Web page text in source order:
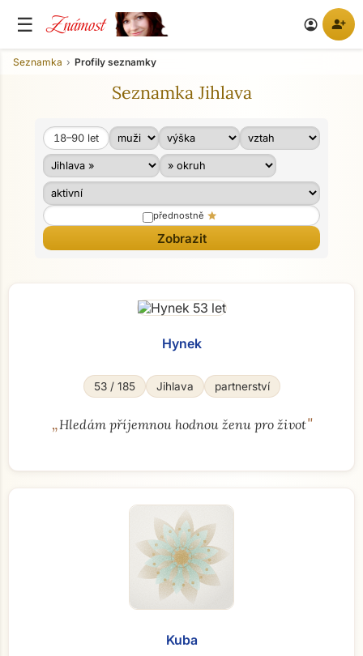
☰ Známost account_circle person_add
Seznamka Profily seznamky
Seznamka Jihlava
Věk od
Věk do
18–90 let
přednostně star
Hynek
53 / 185 Jihlava partnerství
„Hledám příjemnou hodnou ženu pro život"
Kuba